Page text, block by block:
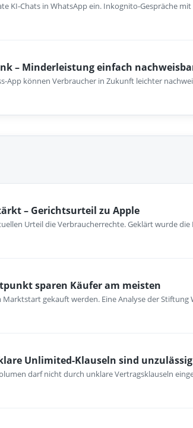
KI-Chats in WhatsApp ein. Inkognito-Gespräche
– Minderleistung einfach
App können Verbraucher in Zukunft leichter
– Gerichtsurteil zu Apple
Urteil die Verbraucherrechte. Geklärt wurde die
sparen Käufer am meisten
gekauft werden. Eine Analyse der Stiftung
Unlimited-Klauseln sind unzulässig
darf nicht durch unklare Vertragsklauseln